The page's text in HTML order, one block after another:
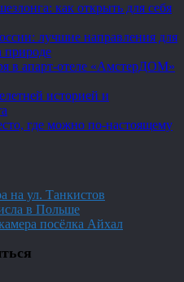
как открыть для себя
лучшие направления для
природе
в апарт-отеле «АмстерДОМ»
историей и
где можно по-настоящему
на ул. Танкистов
в Польше
посёлка Айхал